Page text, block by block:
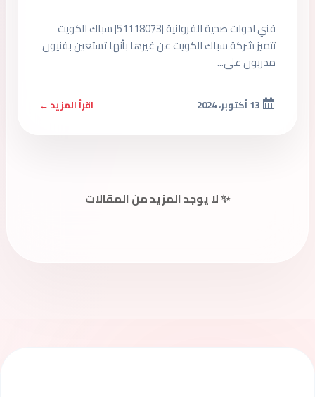
فني ادوات صحية الفروانية |51118073| سباك الكويت
تتميز شركة سباك الكويت عن غيرها بأنها تستعين بفنيون
مدربون على...
اقرأ المزيد ←
✨ لا يوجد المزيد من المقالات